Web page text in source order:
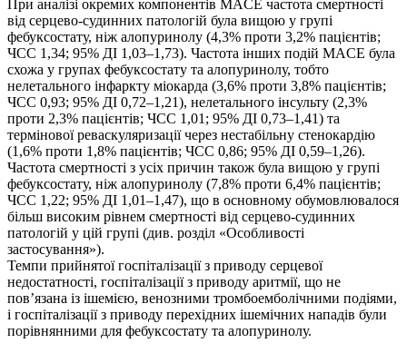
При аналізі окремих компонентів MACE частота смертності
від серцево-судинних патологій була вищою у групі
фебуксостату, ніж алопуринолу (4,3% проти 3,2% пацієнтів;
ЧСС 1,34; 95% ДІ 1,03–1,73). Частота інших подій MACE була
схожа у групах фебуксостату та алопуринолу, тобто
нелетального інфаркту міокарда (3,6% проти 3,8% пацієнтів;
ЧСС 0,93; 95% ДІ 0,72–1,21), нелетального інсульту (2,3%
проти 2,3% пацієнтів; ЧСС 1,01; 95% ДІ 0,73–1,41) та
термінової реваскуляризації через нестабільну стенокардію
(1,6% проти 1,8% пацієнтів; ЧСС 0,86; 95% ДІ 0,59–1,26).
Частота смертності з усіх причин також була вищою у групі
фебуксостату, ніж алопуринолу (7,8% проти 6,4% пацієнтів;
ЧСС 1,22; 95% ДІ 1,01–1,47), що в основному обумовлювалося
більш високим рівнем смертності від серцево-судинних
патологій у цій групі (див. розділ «Особливості
застосування»).
Темпи прийнятої госпіталізації з приводу серцевої
недостатності, госпіталізації з приводу аритмії, що не
пов’язана із ішемією, венозними тромбоемболічними подіями,
і госпіталізації з приводу перехідних ішемічних нападів були
порівнянними для фебуксостату та алопуринолу.